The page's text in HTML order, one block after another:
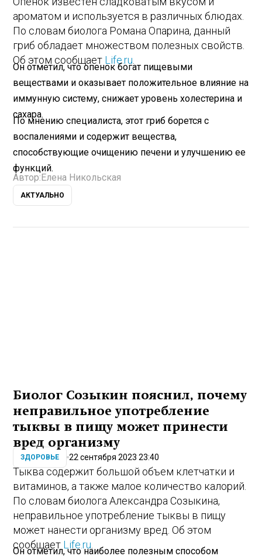
ароматом и используется в различных блюдах.
По словам биолога Романа Опарина, данный
гриб обладает множеством полезных свойств.
Об этом сообщает Life.ru
Он отметил, что опенок богат пищевыми
веществами и оказывает положительное влияние на
иммунную систему, снижает уровень холестерина и
сахара.
По мнению специалиста, этот гриб борется с
воспалениями и содержит вещества,
способствующие очищению печени и улучшению ее
функций.
Автор: Елена Никольская
АКТУАЛЬНО
Биолог Созыкин пояснил, почему
неправильное употребление
тыквы в пищу может принести
вред организму
ЗДОРОВЬЕ 22 сентября 2023 23:40
Тыква содержит большой объем клетчатки и
витаминов, а также малое количество калорий.
По словам биолога Александра Созыкина,
неправильное употребление тыквы в пищу
может нанести организму вред. Об этом
сообщает Life.ru
Он отметил, что наиболее полезным способом